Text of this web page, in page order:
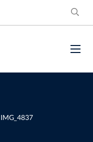
IMG_4837